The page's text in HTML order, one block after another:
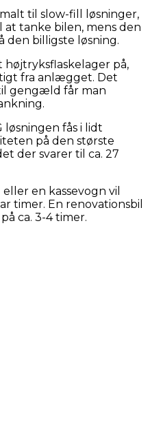
til slow-fill løsninger,
tanke bilen, mens den
den billigste løsning.
højtryksflaskelager på,
fra anlægget. Det
gengæld får man
løsningen fås i lidt
på den største
der svarer til ca. 27
en kassevogn vil
timer. En renovationsbil
ca. 3-4 timer.